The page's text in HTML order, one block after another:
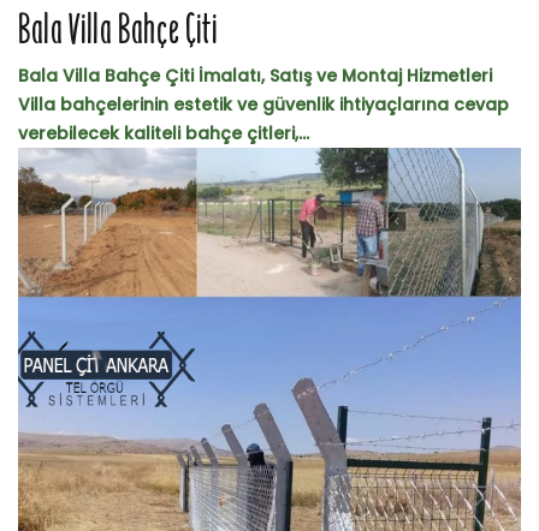
Bala Villa Bahçe Çiti
Bala Villa Bahçe Çiti İmalatı, Satış ve Montaj Hizmetleri
Villa bahçelerinin estetik ve güvenlik ihtiyaçlarına cevap
verebilecek kaliteli bahçe çitleri,...